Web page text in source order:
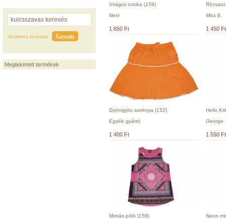
részletes keresés
Megtekintett termékek
Virágos tunika (158)
Next
1 850 Ft
Miss E.
1 450 Ft
Gyöngyös szoknya (152)
Egyéb gyártó
1 400 Ft
Hello
George
1 550 Ft
Mintás póló (158)
Neon